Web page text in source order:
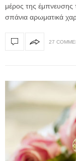
μέρος της έμπνευσης
σπάνια αρωματικά
27